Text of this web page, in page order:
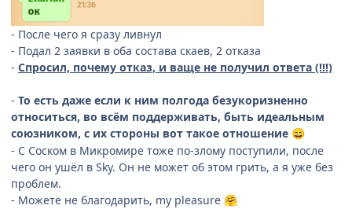
- После чего я сразу ливнул
- Подал 2 заявки в оба состава скаев, 2 отказа
- Спросил, почему отказ, и ваще не получил ответа (!!!)
- То есть даже если к ним полгода безукоризненно
относиться, во всём поддерживать, быть идеальным
союзником, с их стороны вот такое отношение 😄
- С Соском в Микромире тоже по-злому поступили, после
чего он ушёл в Sky. Он не может об этом грить, а я уже без
проблем.
- Можете не благодарить, my pleasure 🤗